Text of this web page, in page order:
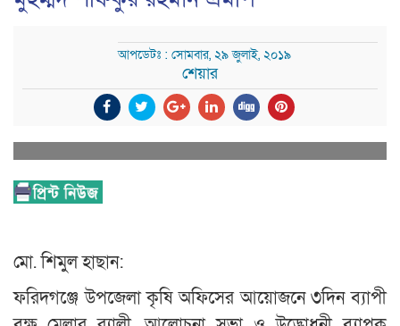
আপডেটঃ : সোমবার, ২৯ জুলাই, ২০১৯
শেয়ার
মো. শিমুল হাছান:
ফরিদগঞ্জে উপজেলা কৃষি অফিসের আয়োজনে ৩দিন ব্যাপী